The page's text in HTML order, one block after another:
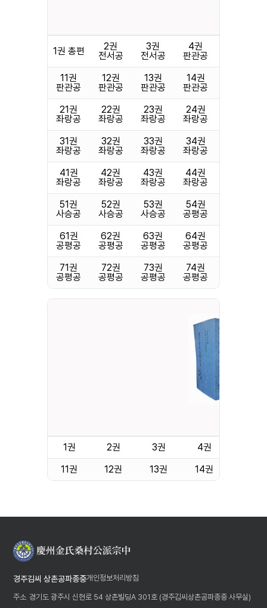
1권 총편
2권
전서공
3권
전서공
4권
판관공
11권
판관공
12권
판관공
13권
판관공
14권
판관공
21권
좌랑공
22권
좌랑공
23권
좌랑공
24권
좌랑공
31권
좌랑공
32권
좌랑공
33권
좌랑공
34권
좌랑공
41권
좌랑공
42권
좌랑공
43권
좌랑공
44권
좌랑공
51권
사승공
52권
사승공
53권
사승공
54권
공평공
61권
공평공
62권
공평공
63권
공평공
64권
공평공
71권
공평공
72권
공평공
73권
공평공
74권
공평공
1권 2권 3권 4권
11권
12권 13권 14권
경주김씨 상촌공파종중개인정보처리방침
주소 경기도 광주시 신현로 54 상촌빌딩A 301호 (경주김씨상촌공파종중 사무실)